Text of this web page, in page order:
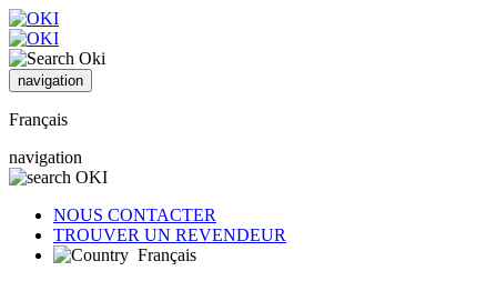
navigation
Français
navigation
NOUS CONTACTER
TROUVER UN REVENDEUR
Français